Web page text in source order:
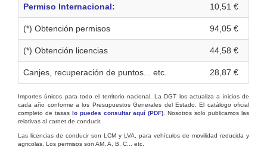
Permiso Internacional: 10,51 €
(*) Obtención permisos 94,05 €
(*) Obtención licencias 44,58 €
Canjes, recuperación de puntos... etc. 28,87 €
Importes únicos para todo el territorio nacional. La DGT los actualiza a inicios de
cada año conforme a los Presupuestos Generales del Estado. El catálogo oficial
completo de tasas lo puedes consultar aquí (PDF) . Nosotros solo publicamos las
relativas al carnet de conducir.
Las licencias de conducir son LCM y LVA, para vehículos de movilidad reducida y
agricolas. Los permisos son AM, A, B, C... etc.